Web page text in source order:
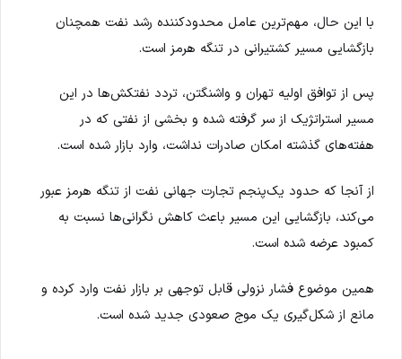
با این حال، مهم‌ترین عامل محدودکننده رشد نفت همچنان
بازگشایی مسیر کشتیرانی در تنگه هرمز است.
پس از توافق اولیه تهران و واشنگتن، تردد نفتکش‌ها در این
مسیر استراتژیک از سر گرفته شده و بخشی از نفتی که در
هفته‌های گذشته امکان صادرات نداشت، وارد بازار شده است.
از آنجا که حدود یک‌پنجم تجارت جهانی نفت از تنگه هرمز عبور
می‌کند، بازگشایی این مسیر باعث کاهش نگرانی‌ها نسبت به
کمبود عرضه شده است.
همین موضوع فشار نزولی قابل توجهی بر بازار نفت وارد کرده و
مانع از شکل‌گیری یک موج صعودی جدید شده است.